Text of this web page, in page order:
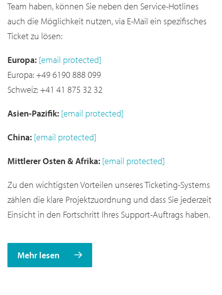
Team haben, können Sie neben den Service-Hotlines
auch die Möglichkeit nutzen, via E-Mail ein spezifisches
Ticket zu lösen:
Europa: [email protected]
Europa: +49 6190 888 099
Schweiz: +41 41 875 32 32
Asien-Pazifik: [email protected]
China: [email protected]
Mittlerer Osten & Afrika: [email protected]
Zu den wichtigsten Vorteilen unseres Ticketing-Systems
zählen die klare Projektzuordnung und dass Sie jederzeit
Einsicht in den Fortschritt Ihres Support-Auftrags haben.
Mehr lesen